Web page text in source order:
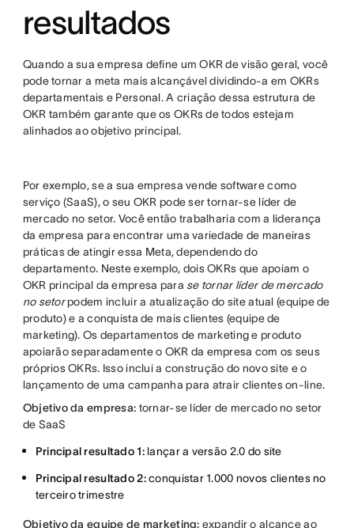
resultados
Quando a sua empresa define um OKR de visão geral, você
pode tornar a meta mais alcançável dividindo-a em OKRs
departamentais e Personal. A criação dessa estrutura de
OKR também garante que os OKRs de todos estejam
alinhados ao objetivo principal.
Por exemplo, se a sua empresa vende software como
serviço (SaaS), o seu OKR pode ser tornar-se líder de
mercado no setor. Você então trabalharia com a liderança
da empresa para encontrar uma variedade de maneiras
práticas de atingir essa Meta, dependendo do
departamento. Neste exemplo, dois OKRs que apoiam o
OKR principal da empresa para se tornar líder de mercado
no setorpodem incluir a atualização do site atual (equipe de
produto) e a conquista de mais clientes (equipe de
marketing). Os departamentos de marketing e produto
apoiarão separadamente o OKR da empresa com os seus
próprios OKRs. Isso inclui a construção do novo site e o
lançamento de uma campanha para atrair clientes on-line.
Objetivo da empresa: tornar-se líder de mercado no setor
de SaaS
Principal resultado 1:lançar a versão 2.0 do site
Principal resultado 2:conquistar 1.000 novos clientes no
terceiro trimestre
Objetivo da equipe de marketing: expandir o alcance ao